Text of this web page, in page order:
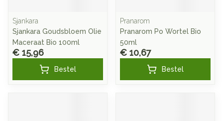
Sjankara
Sjankara Goudsbloem Olie
Maceraat Bio 100ml
€ 15,96
Bestel
Pranarom
Pranarom Po Wortel Bio
50ml
€ 10,67
Bestel